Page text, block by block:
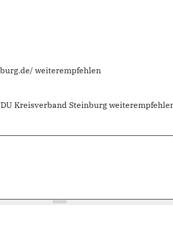
weiterempfehlen
Kreisverband Steinburg